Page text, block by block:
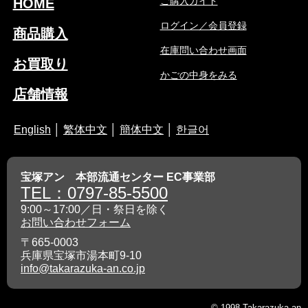
HOME
商品購入
お買取り
店舗情報
ログイン／会員登録
在庫問い合わせ画面
かごの中身をみる
English 繁体中文 簡体中文 한글어
宝塚アン 本部流通センター EC事業部
TEL：0797-85-5500
9:00～17:00／日・祭日を除く
お問い合わせフォーム
〒665-0003
兵庫県宝塚市湯本町9-10
info@takarazuka-an.co.jp